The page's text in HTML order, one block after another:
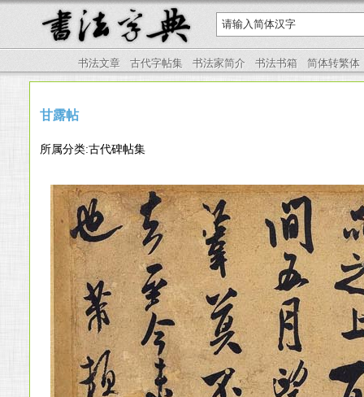
书法文章 古代字帖集 书法家简介 书法书箱 简体转繁体
甘露帖
所属分类:古代碑帖集